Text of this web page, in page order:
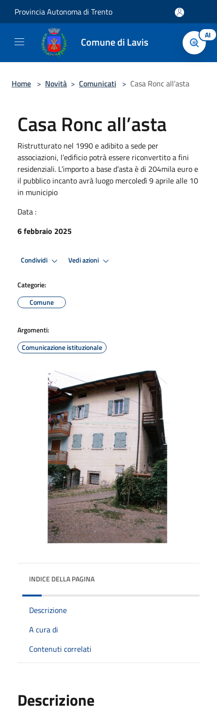
Provincia Autonoma di Trento
Comune di Lavis AI
Home > Novità > Comunicati > Casa Ronc all’asta
Casa Ronc all’asta
Ristrutturato nel 1990 e adibito a sede per
associazioni, l’edificio potrà essere riconvertito a fini
residenziali. L’importo a base d’asta è di 204mila euro e
il pubblico incanto avrà luogo mercoledì 9 aprile alle 10
in municipio
Data :
6 febbraio 2025
Condividi Vedi azioni
Categorie:
Comune
Argomenti:
Comunicazione istituzionale
INDICE DELLA PAGINA
Descrizione
A cura di
Contenuti correlati
Descrizione